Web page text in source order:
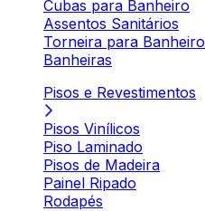
Cubas para Banheiro
Assentos Sanitários
Torneira para Banheiro
Banheiras
Pisos e Revestimentos
Pisos Vinílicos
Piso Laminado
Pisos de Madeira
Painel Ripado
Rodapés